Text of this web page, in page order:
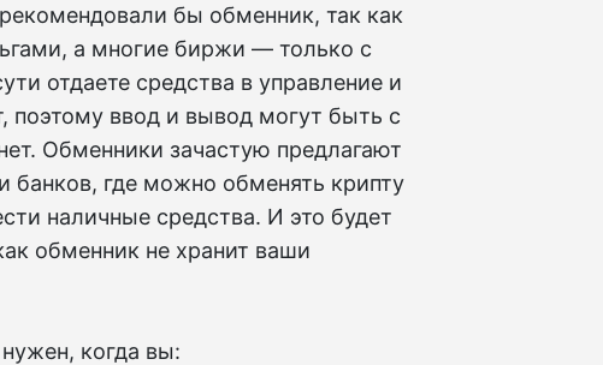
бы обменник, так как
а многие биржи — только с
отдаете средства в управление и
поэтому ввод и вывод могут быть с
Обменники зачастую предлагают
банков, где можно обменять крипту
наличные средства. И это будет
обменник не хранит ваши
когда вы: